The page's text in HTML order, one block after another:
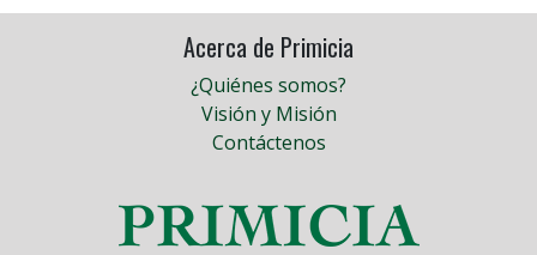
Acerca de Primicia
¿Quiénes somos?
Visión y Misión
Contáctenos